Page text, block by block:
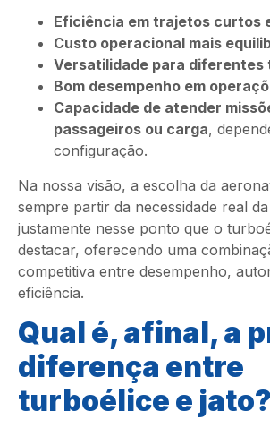
Eficiência em trajetos curtos
Custo operacional mais
Versatilidade para diferentes
Bom desempenho em
Capacidade de atender
passageiros ou carga,
configuração.
Na nossa visão, a escolha da
sempre partir da necessidade real
justamente nesse ponto que o
destacar, oferecendo uma
competitiva entre desempenho,
eficiência.
Qual é, afinal, a
diferença entre
turboélice e jato?